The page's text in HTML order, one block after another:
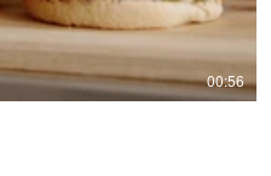
00:56